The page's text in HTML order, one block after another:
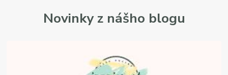
Novinky z nášho blogu